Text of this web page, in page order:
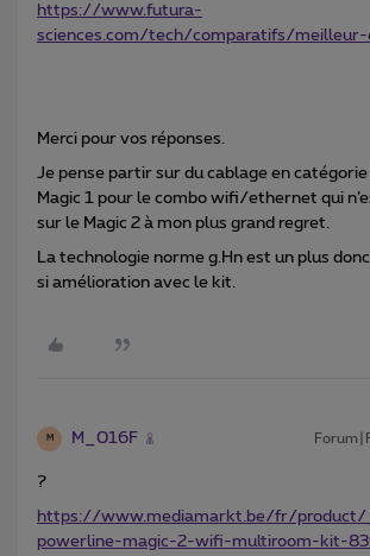
https://www.futura-
sciences.com/tech/comparatifs/
Merci pour vos réponses.
Je pense partir sur du cablage en
Magic 1 pour le combo wifi/ethernet qui
sur le Magic 2 à mon plus grand regret.
La technologie norme g.Hn est un plus
si amélioration avec le kit.
M M_016F
?
https://www.mediamarkt.be/fr/product/
powerline-magic-2-wifi-multiroom-kit-